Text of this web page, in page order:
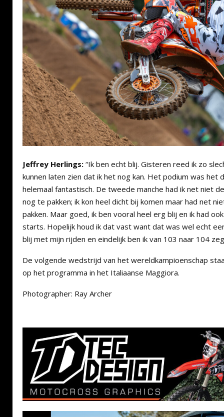
Jeffrey Herlings: “Ik ben echt blij. Gisteren reed ik zo
kunnen laten zien dat ik het nog kan. Het podium was het
helemaal fantastisch. De tweede manche had ik net niet
nog te pakken; ik kon heel dicht bij komen maar had net
pakken. Maar goed, ik ben vooral heel erg blij en ik had
starts. Hopelijk houd ik dat vast want dat was wel echt
blij met mijn rijden en eindelijk ben ik van 103 naar 104
De volgende wedstrijd van het wereldkampioenschap
op het programma in het Italiaanse Maggiora.
Photographer: Ray Archer